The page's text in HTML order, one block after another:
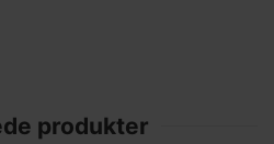
produkter